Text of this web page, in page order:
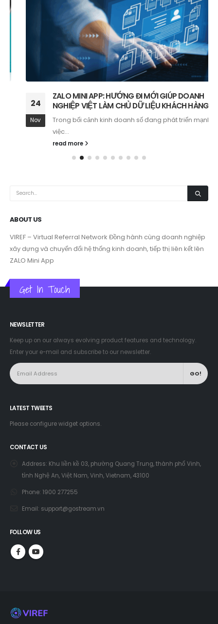
ZALO MINI APP: HƯỚNG ĐI MỚI GIÚP DOANH
NGHIỆP VIỆT LÀM CHỦ DỮ LIỆU KHÁCH HÀNG
Trong bối cảnh kinh doanh số đang phát triển mạnh mẽ,
việc...
read more
Đồng hành cùng doanh nghiệp
xây dựng và chuyển đổi hệ thống kinh doanh, tiếp thị liên kết lên
ZALO Mini App
Get In Touch
Keep up on our always evolving product features and technology.
Enter your e-mail and subscribe to our newsletter.
Please configure widget options.
Khu liền kề 03, phường Quang Trung, thành phố Vinh,
tỉnh Nghệ An, Việt Nam, Vinh, Vietnam, 43100
support@gostream.vn